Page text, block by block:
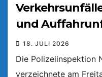
und
18. JULI 2026
Die Polizeiinspektion
verzeichnete am